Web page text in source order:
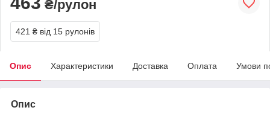
₴/рулон
421 ₴ від 15 рулонів
Опис Характеристики Доставка Оплата Умови
Опис